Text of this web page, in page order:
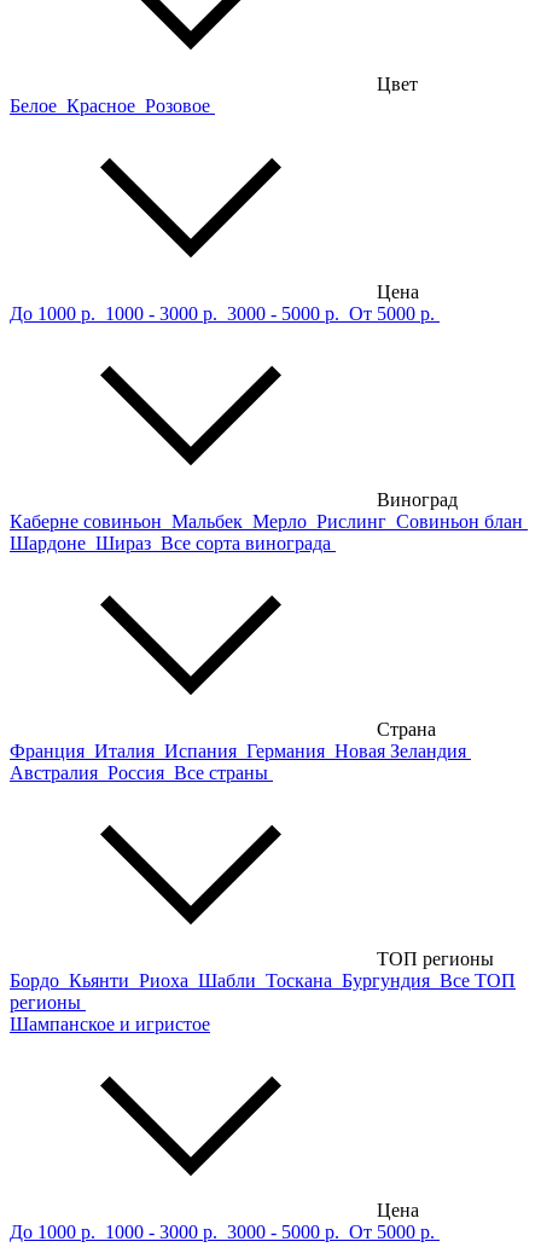
Цвет
Белое Красное Розовое
Цена
До 1000 р. 1000 - 3000 р. 3000 - 5000 р. От 5000 р.
Виноград
Каберне совиньон Мальбек Мерло Рислинг Совиньон блан
Шардоне Шираз Все сорта винограда
Страна
Франция Италия Испания Германия Новая Зеландия
Австралия Россия Все страны
ТОП регионы
Бордо Кьянти Риоха Шабли Тоскана Бургундия Все ТОП
регионы
Шампанское и игристое
Цена
До 1000 р. 1000 - 3000 р. 3000 - 5000 р. От 5000 р.